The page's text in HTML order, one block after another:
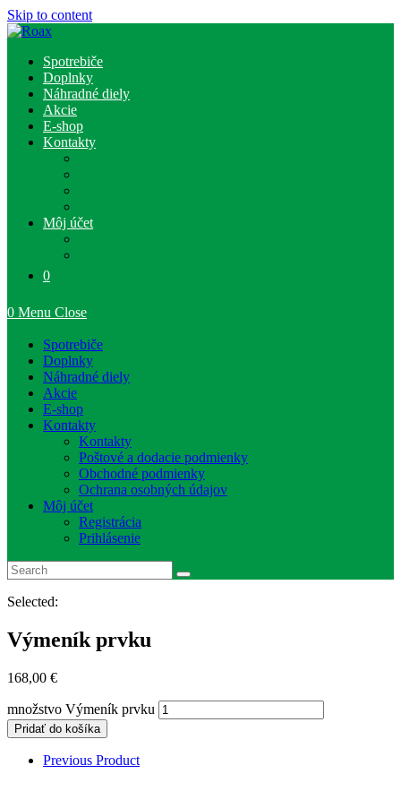
Skip to content
Spotrebiče
Doplnky
Náhradné diely
Akcie
E-shop
Kontakty
Môj účet
0
0 Menu Close
Spotrebiče
Doplnky
Náhradné diely
Akcie
E-shop
Kontakty
Kontakty
Poštové a dodacie podmienky
Obchodné podmienky
Ochrana osobných údajov
Môj účet
Registrácia
Prihlásenie
Selected:
Výmeník prvku
168,00 €
množstvo Výmeník prvku
Pridať do košíka
Previous Product